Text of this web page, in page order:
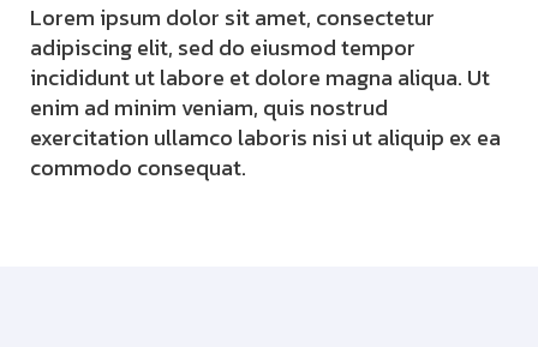
Lorem ipsum dolor sit amet, consectetur
adipiscing elit, sed do eiusmod tempor
incididunt ut labore et dolore magna aliqua. Ut
enim ad minim veniam, quis nostrud
exercitation ullamco laboris nisi ut aliquip ex ea
commodo consequat.